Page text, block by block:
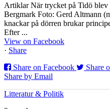
Artiklar När trycket på Tidö
Bergmark Foto: Gerd Altmann
knackar på dörren brukar
Efter ...
View on Facebook
· Share
Share on Facebook
Share
Share by Email
Litteratur & Politik